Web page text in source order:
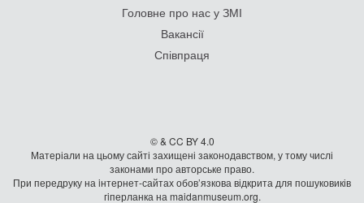
Головне про нас у ЗМІ
Вакансії
Співпраця
© & CC BY 4.0
Матеріали на цьому сайті захищені законодавством, у тому числі
законами про авторське право.
При передруку на iнтернет-сайтах обов’язкова відкрита для пошуковиків
гiперланка на maidanmuseum.org.